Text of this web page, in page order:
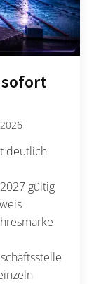
sofort
deutlich
gültig